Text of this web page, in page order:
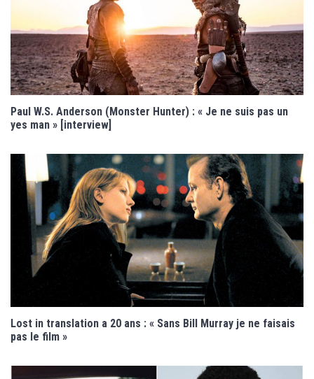
Paul W.S. Anderson (Monster Hunter) : « Je ne suis pas un
yes man » [interview]
Lost in translation a 20 ans : « Sans Bill Murray je ne faisais
pas le film »